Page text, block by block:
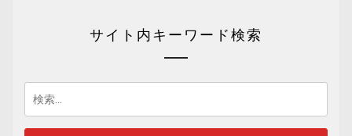
サイト内キーワード検索
検
索: